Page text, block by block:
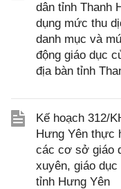
dân tỉnh Thanh
dụng mức thu
danh mục và
động giáo dục
địa bàn tỉnh
Kế hoạch 312/
Hưng Yên thực
các cơ sở giáo
xuyên, giáo dục
tỉnh Hưng Yên